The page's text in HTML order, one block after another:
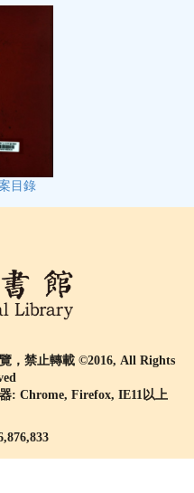
目錄
，禁止轉載 ©2016, All Rights
: Chrome, Firefox, IE11以上